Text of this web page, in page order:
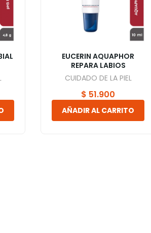
EUCERIN AQUAPHOR
REPARA LABIOS
CUIDADO DE LA PIEL
$ 51.900
AÑADIR AL CARRITO